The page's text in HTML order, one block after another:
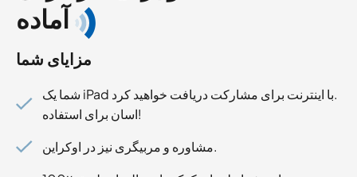
آماده
مزایای شما
شما یک iPad با اینترنت برای مشارکت دریافت خواهید کرد.
اسان برای استفاده!
مشاوره و مربیگری نیز در اوکراین.